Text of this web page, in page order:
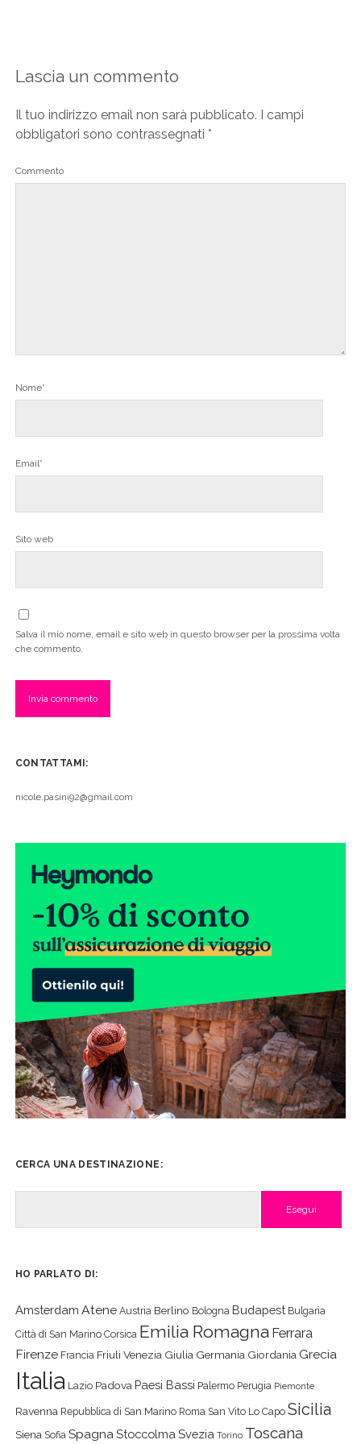
Lascia un commento
Il tuo indirizzo email non sarà pubblicato. I campi
obbligatori sono contrassegnati *
Commento
Nome*
Email*
Sito web
Salva il mio nome, email e sito web in questo browser per la prossima volta
che commento.
CONTATTAMI:
nicole.pasini92@gmail.com
CERCA UNA DESTINAZIONE:
HO PARLATO DI:
Amsterdam Atene Austria Berlino Bologna Budapest Bulgaria
Città di San Marino Corsica Emilia Romagna Ferrara
Firenze Francia Friuli Venezia Giulia Germania Giordania Grecia
Italia Lazio Padova Paesi Bassi Palermo Perugia Piemonte
Ravenna Repubblica di San Marino Roma San Vito Lo Capo Sicilia
Siena Sofia SpagnaStoccolma Svezia Torino Toscana